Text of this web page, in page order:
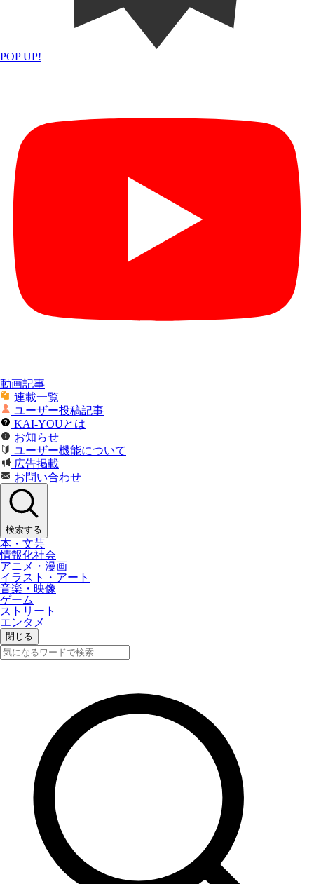
POP UP!
動画記事
連載一覧
ユーザー投稿記事
KAI-YOUとは
お知らせ
ユーザー機能について
広告掲載
お問い合わせ
検索する
本・文芸
情報化社会
アニメ・漫画
イラスト・アート
音楽・映像
ゲーム
ストリート
エンタメ
閉じる